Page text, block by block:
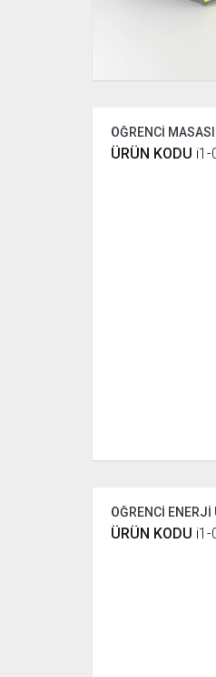
ÖĞRENCİ
ÜRÜN KODU i1-
ÖĞRENCİ
ÜRÜN KODU i1-